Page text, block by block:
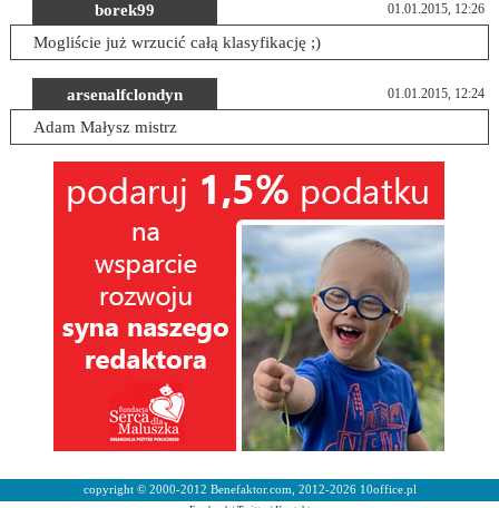
borek99 01.01.2015, 12:26
Mogliście już wrzucić całą klasyfikację ;)
arsenalfclondyn 01.01.2015, 12:24
Adam Małysz mistrz
copyright © 2000-2012 Benefaktor.com, 2012-2026 10office.pl